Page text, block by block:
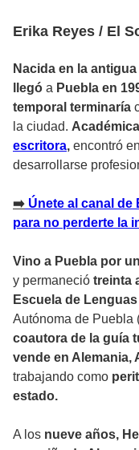
Erika Reyes / El
Nacida en la
llegó a Puebla en
temporal terminaría
la ciudad.
escritora, encontró
desarrollarse
➡ Únete al canal
para no perderte la
Vino a Puebla por
y permaneció treinta
Escuela de Lenguas
Autónoma de Puebla
coautora de la guía
vende en Alemania,
trabajando como
estado.
A los nueve años,